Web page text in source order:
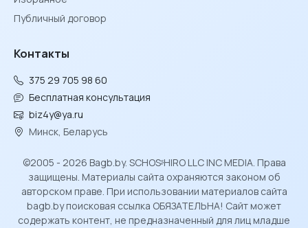
Публичный договор
Контакты
375 29 705 98 60
Бесплатная консультация
biz4y@ya.ru
Минск, Беларусь
©2005 - 2026 Bagb.by. SCHOSᶳHIRO LLC INC MEDIA. Права
защищены. Материалы сайта охраняются законом об
авторском праве. При использовании материалов сайта
bagb.by поисковая ссылка ОБЯЗАТЕЛЬНА! Сайт может
содержать контент, не предназначенный для лиц младше